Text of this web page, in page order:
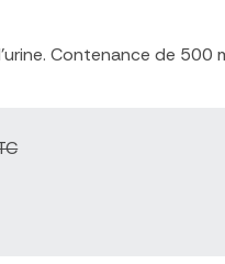
Contenance de 500